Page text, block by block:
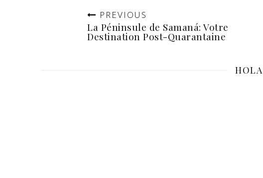
PREVIOUS
La Péninsule de Samaná: Votre
Destination Post-Quarantaine
HOLA